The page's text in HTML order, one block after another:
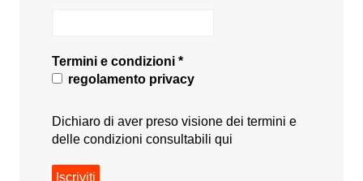
Termini e condizioni *
regolamento privacy
Dichiaro di aver preso visione dei termini e
delle condizioni consultabili qui